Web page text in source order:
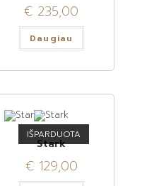
€ 235,00
Daugiau
IŠPARDUOTA
Stark
€129,00